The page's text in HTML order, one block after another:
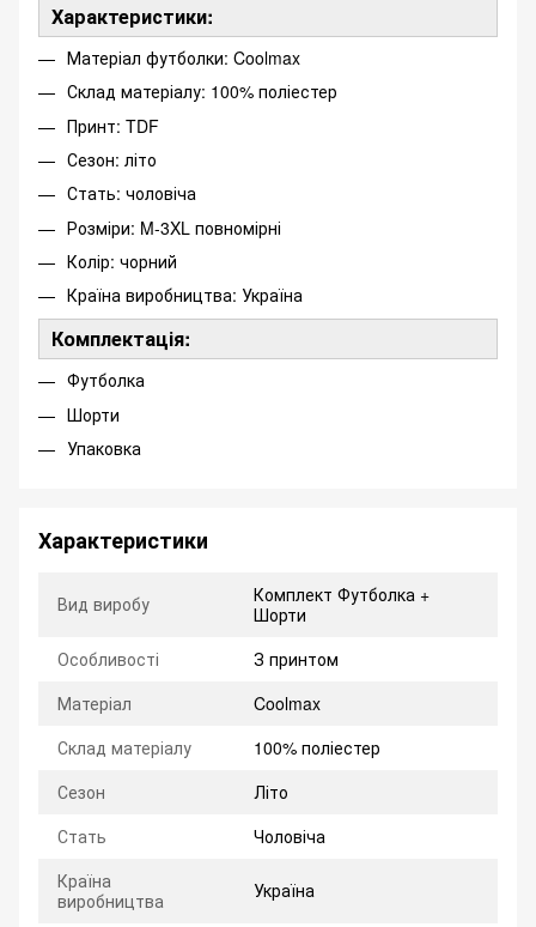
Характеристики:
Матеріал футболки: Coolmax
Склад матеріалу: 100% поліестер
Принт: TDF
Сезон: літо
Стать: чоловіча
Розміри: M-3XL повномірні
Колір: чорний
Країна виробництва: Україна
Комплектація:
Футболка
Шорти
Упаковка
Характеристики
Вид виробу
Комплект Футболка +
Шорти
Особливості
З принтом
Матеріал
Coolmax
Склад матеріалу
100% поліестер
Сезон
Літо
Стать
Чоловіча
Країна
виробництва
Україна